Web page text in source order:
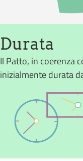
Durata
Il Patto, in coerenza
inizialmente durata